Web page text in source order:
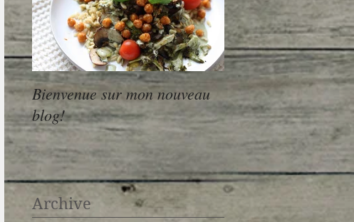
Bienvenue sur mon nouveau
blog!
Archive